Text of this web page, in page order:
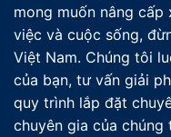
mong muốn nâng
việc và cuộc sống,
Việt Nam. Chúng tôi
của bạn, tư vấn giải
quy trình lắp đặt
chuyên gia của